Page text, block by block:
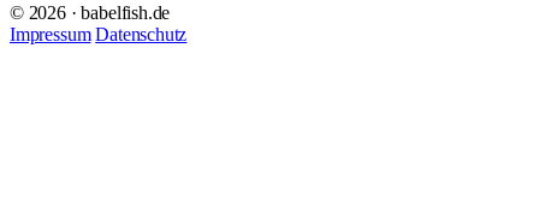
© 2026 · babelfish.de
Impressum Datenschutz